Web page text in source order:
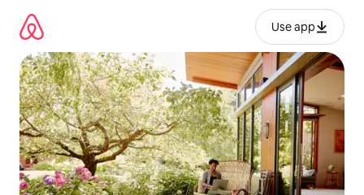
เนื้อหา
Use app